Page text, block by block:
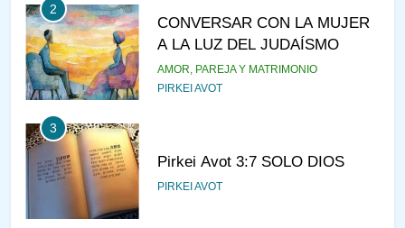
2
CONVERSAR CON LA MUJER
A LA LUZ DEL JUDAÍSMO
AMOR, PAREJA Y MATRIMONIO
PIRKEI AVOT
3
Pirkei Avot 3:7 SOLO DIOS
PIRKEI AVOT